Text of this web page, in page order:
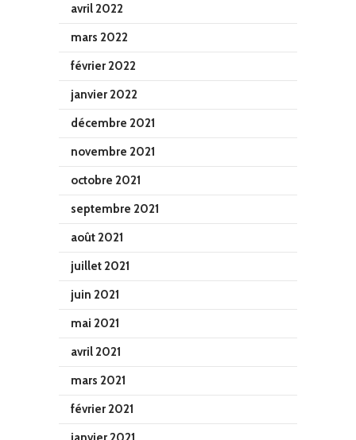
avril 2022
mars 2022
février 2022
janvier 2022
décembre 2021
novembre 2021
octobre 2021
septembre 2021
août 2021
juillet 2021
juin 2021
mai 2021
avril 2021
mars 2021
février 2021